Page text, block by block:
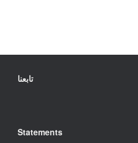
تابعنا
Statements